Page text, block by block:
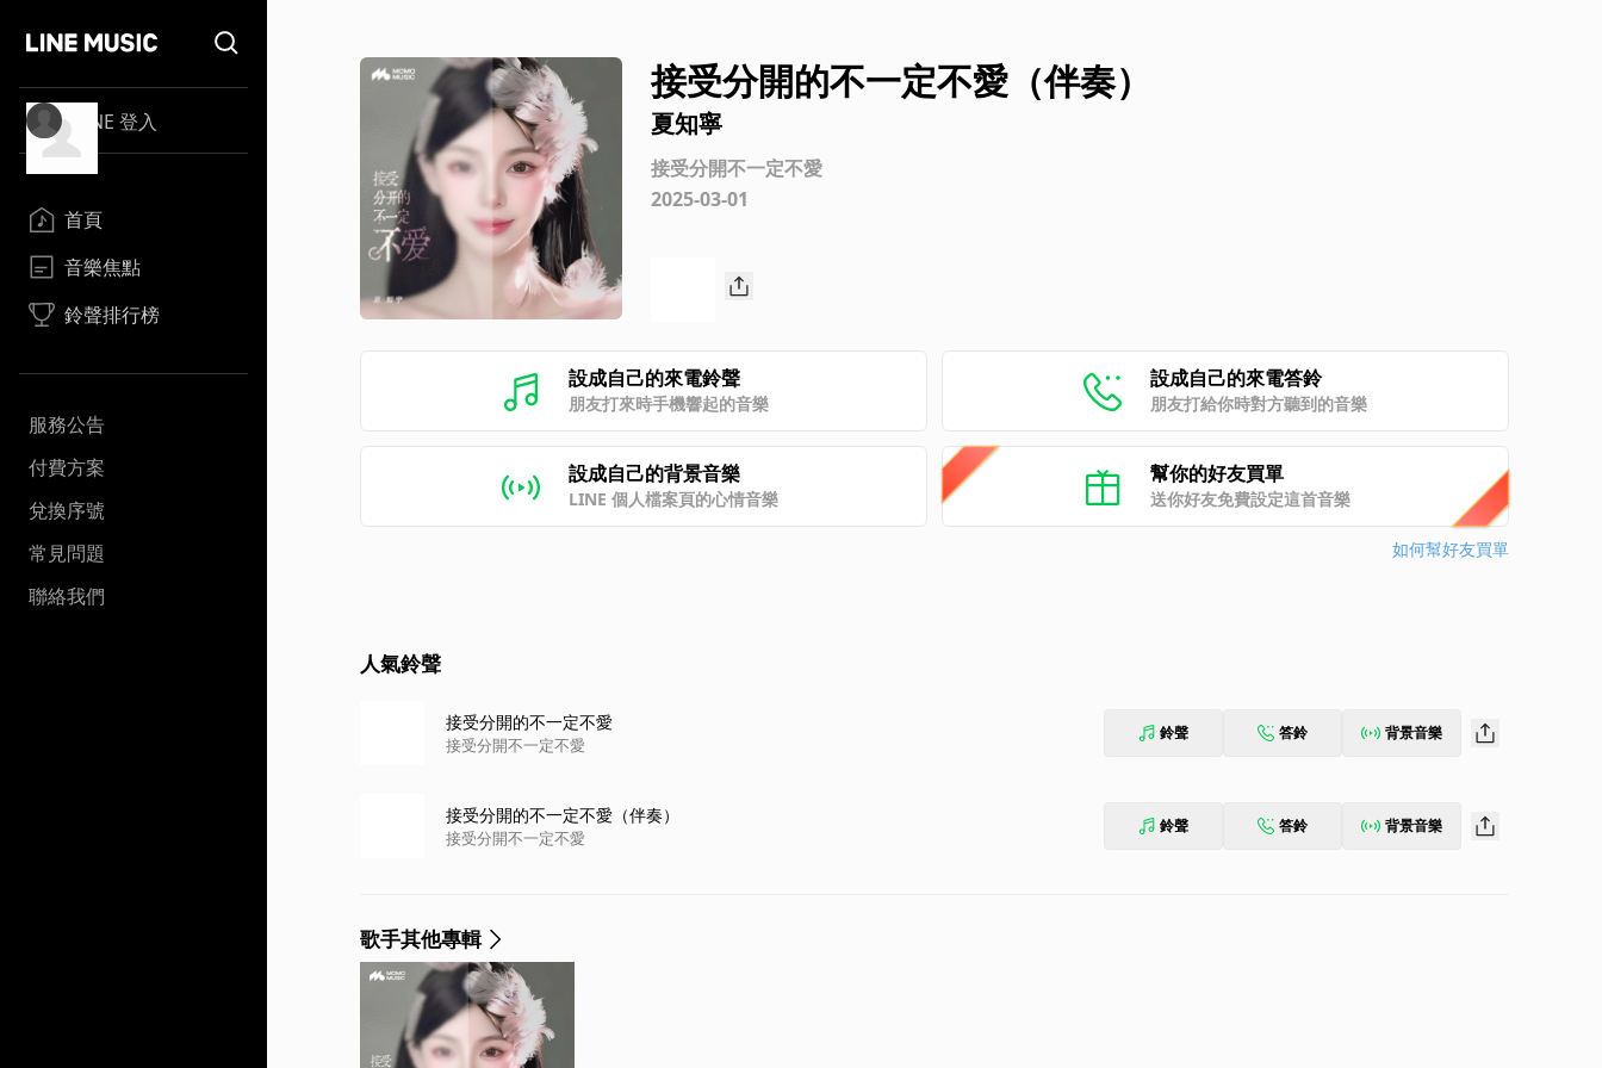
LINE 登入
首頁
音樂焦點
鈴聲排行榜
服務公告
付費方案
兌換序號
常見問題
聯絡我們
接受分開的不一定不愛（伴奏）
夏知寧
接受分開不一定不愛
2025-03-01
設成自己的來電鈴聲
朋友打來時手機響起的音樂
設成自己的來電答鈴
朋友打給你時對方聽到的音樂
設成自己的背景音樂
LINE 個人檔案頁的心情音樂
幫你的好友買單
送你好友免費設定這首音樂
如何幫好友買單
人氣鈴聲
接受分開的不一定不愛
接受分開不一定不愛
鈴聲 答鈴 背景音樂
接受分開的不一定不愛（伴奏）
接受分開不一定不愛
鈴聲 答鈴 背景音樂
歌手其他專輯